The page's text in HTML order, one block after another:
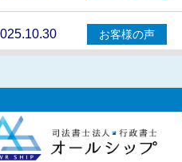
お客様の声